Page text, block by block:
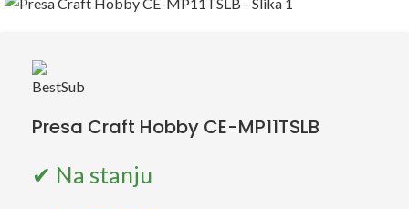
Presa Craft Hobby CE-MP11TSLB
✔ Na stanju